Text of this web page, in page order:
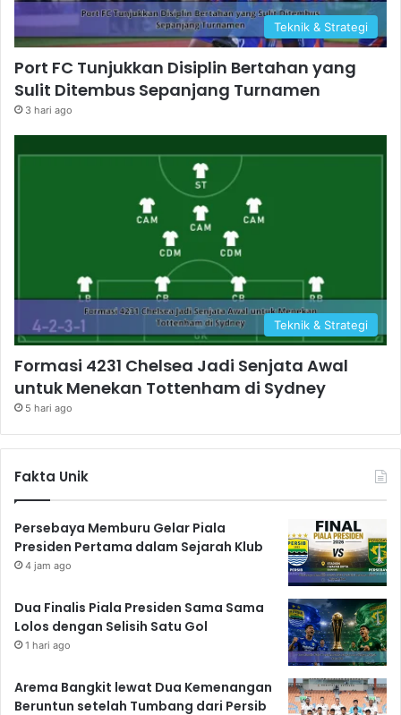
Teknik & Strategi
Port FC Tunjukkan Disiplin Bertahan yang
Sulit Ditembus Sepanjang Turnamen
3 hari ago
Teknik & Strategi
Formasi 4231 Chelsea Jadi Senjata Awal
untuk Menekan Tottenham di Sydney
5 hari ago
Fakta Unik
Persebaya Memburu Gelar Piala
Presiden Pertama dalam Sejarah Klub
4 jam ago
Dua Finalis Piala Presiden Sama Sama
Lolos dengan Selisih Satu Gol
1 hari ago
Arema Bangkit lewat Dua Kemenangan
Beruntun setelah Tumbang dari Persib